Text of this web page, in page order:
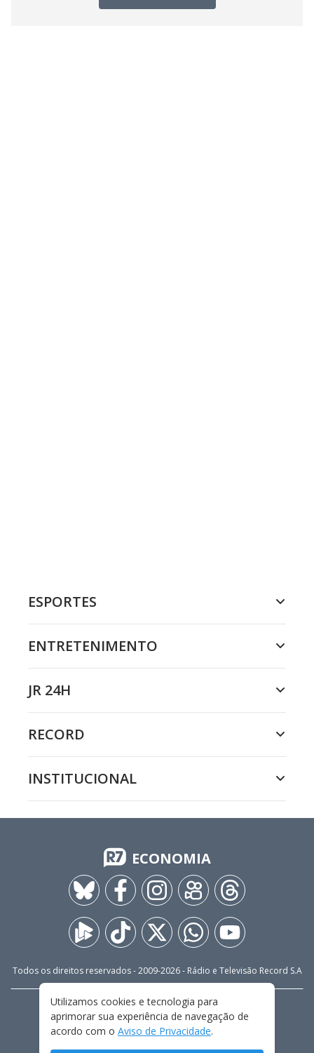
ESPORTES
ENTRETENIMENTO
JR 24H
RECORD
INSTITUCIONAL
ECONOMIA
Todos os direitos reservados - 2009-2026- Rádio e Televisão Record S.A
FALE CONOSCO
PRIVACIDADE
TERMOS E CONDIÇÕES DE USO
Utilizamos cookies e tecnologia para
aprimorar sua experiência de navegação de
acordo com o Aviso de Privacidade.